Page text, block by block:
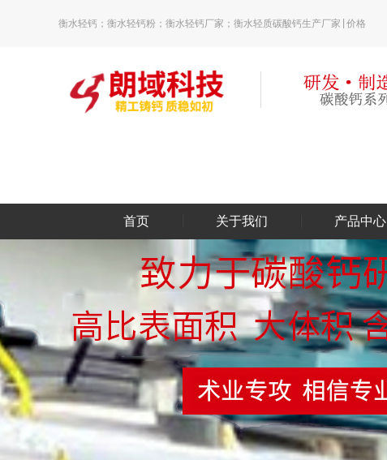
衡水轻钙；衡水轻钙粉；衡水轻钙厂家；衡水轻质碳酸钙生产厂家|价格
首页 关于我们 产品中心